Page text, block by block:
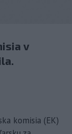
v
komisia (EK)